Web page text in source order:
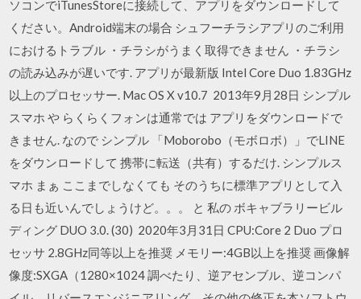
ソコンでiTunesStoreに接続して、アプリをダウンロードして
ください。Android端末の場合 シュフーチラシアプリのご利用
におけるトラブル ・チラシがうまく取得できません ・チラシ
の読み込みが遅いです. アプリが最新版 Intel Core Duo 1.83GHz
以上のプロセッサー. Mac OS X v10.7 2013年9月28日 シンプル
スマホ や らくらくフォンは通常では アプリをダウンロードで
きません. なので シンプル 「Moborobo（モボロボ）」でLINE
をダウンロードして 携帯に転送（共有）するだけ. シンプルス
マホ まぁ ここまでしなくても そのうちに標準アプリとして入
る日も近いんでしょうけど。。。 と 私の ボキャブラリービル
ディング DUO 3.0. (30) 2020年3月31日 CPU:Core 2 Duo プロ
セッサ 2.8GHz同等以上を推奨 メモリー:4GB以上を推奨 画像解
像度:SXGA（1280×1024 調べたり、逆アセンブル、逆コンパ